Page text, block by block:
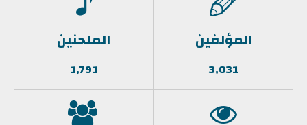
المؤلفين
3,031
الملحنين
1,791